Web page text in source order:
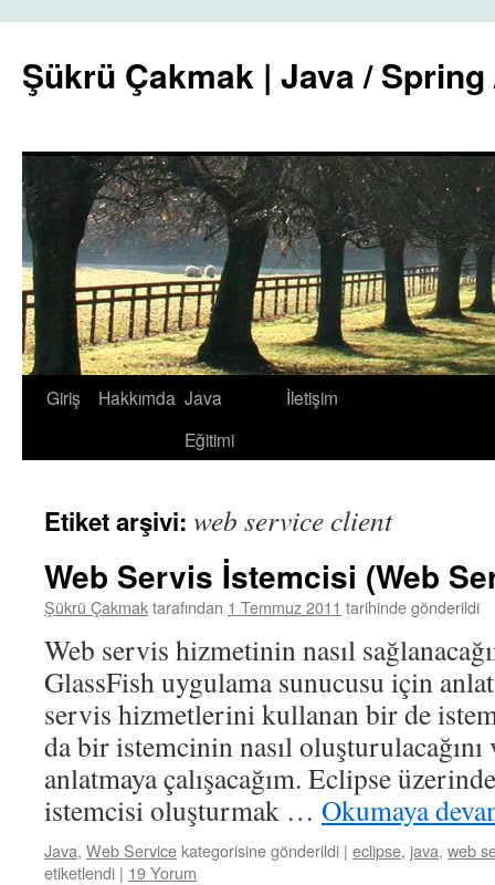
Şükrü Çakmak | Java /
İçeriğe
Giriş Hakkımda Java
Eğitimi
İletişim
Etiket arşivi: web service client
Web Servis İstemcisi (Web
Şükrü Çakmaktarafından 1 Temmuz 2011 tarihinde gönderildi
Web servis hizmetinin nasıl
GlassFish uygulama sunucusu için
servis hizmetlerini kullanan bir de
da bir istemcinin nasıl oluşturulacağını
anlatmaya çalışacağım. Eclipse
istemcisi oluşturmak … Okumaya
Java, Web Service kategorisine gönderildi | eclipse, java, web
etiketlendi | 19 Yorum